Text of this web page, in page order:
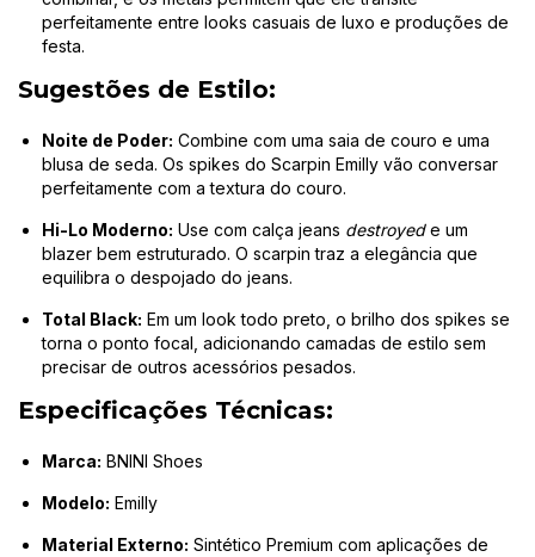
perfeitamente entre looks casuais de luxo e produções de
festa.
Sugestões de Estilo:
Noite de Poder: Combine com uma saia de couro e uma
blusa de seda. Os spikes do Scarpin Emilly vão conversar
perfeitamente com a textura do couro.
Hi-Lo Moderno: Use com calça jeans destroyede um
blazer bem estruturado. O scarpin traz a elegância que
equilibra o despojado do jeans.
Total Black: Em um look todo preto, o brilho dos spikes se
torna o ponto focal, adicionando camadas de estilo sem
precisar de outros acessórios pesados.
Especificações Técnicas:
Marca: BNINI Shoes
Modelo: Emilly
Material Externo: Sintético Premium com aplicações de